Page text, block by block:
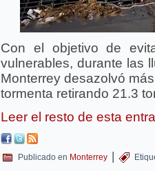
Con el objetivo de
vulnerables, durante las
Monterrey desazolvó
tormenta retirando 21.3
Leer el resto de esta
Publicado en Monterrey |